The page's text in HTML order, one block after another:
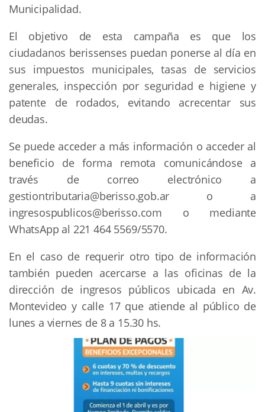
Municipalidad.
El objetivo de esta campaña es que los
ciudadanos berissenses puedan ponerse al día en
sus impuestos municipales, tasas de servicios
generales, inspección por seguridad e higiene y
patente de rodados, evitando acrecentar sus
deudas.
Se puede acceder a más información o acceder al
beneficio de forma remota comunicándose a
través de correo electrónico a
gestiontributaria@berisso.gob.ar o a
ingresospublicos@berisso.com o mediante
WhatsApp al 221 464 5569/5570.
En el caso de requerir otro tipo de información
también pueden acercarse a las oficinas de la
dirección de ingresos públicos ubicada en Av.
Montevideo y calle 17 que atiende al público de
lunes a viernes de 8 a 15.30 hs.